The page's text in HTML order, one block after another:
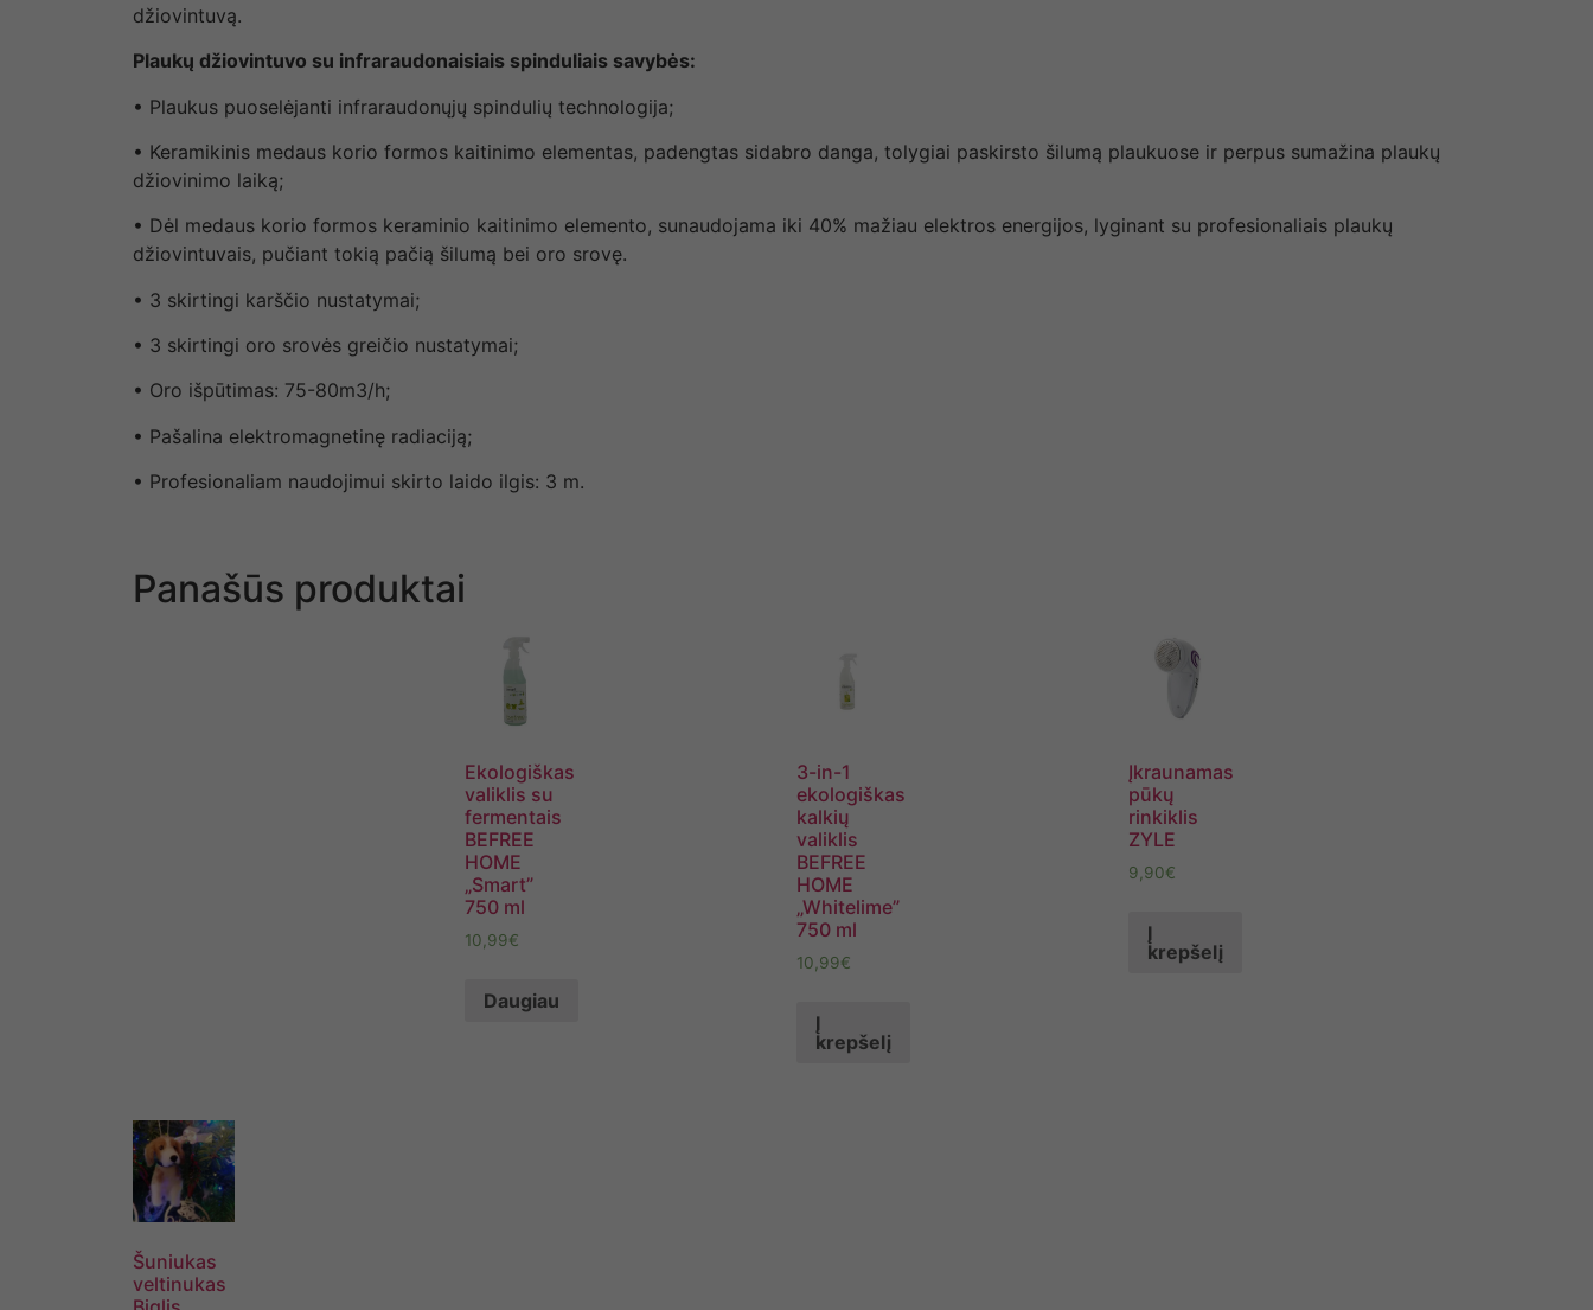
džiovintuvą.
Plaukų džiovintuvo su infraraudonaisiais spinduliais savybės:
• Plaukus puoselėjanti infraraudonųjų spindulių technologija;
• Keramikinis medaus korio formos kaitinimo elementas, padengtas sidabro danga, tolygiai paskirsto šilumą plaukuose ir perpus sumažina plaukų
džiovinimo laiką;
• Dėl medaus korio formos keraminio kaitinimo elemento, sunaudojama iki 40% mažiau elektros energijos, lyginant su profesionaliais plaukų
džiovintuvais, pučiant tokią pačią šilumą bei oro srovę.
• 3 skirtingi karščio nustatymai;
• 3 skirtingi oro srovės greičio nustatymai;
• Oro išpūtimas: 75-80m3/h;
• Pašalina elektromagnetinę radiaciją;
• Profesionaliam naudojimui skirto laido ilgis: 3 m.
Panašūs produktai
Ekologiškas
valiklis su
fermentais
BEFREE
HOME
„Smart”
750 ml
10,99€
Daugiau
3-in-1
ekologiškas
kalkių
valiklis
BEFREE
HOME
„Whitelime”
750 ml
10,99€
Į
krepšelį
Įkraunamas
pūkų
rinkiklis
ZYLE
9,90€
Į
krepšelį
Šuniukas
veltinukas